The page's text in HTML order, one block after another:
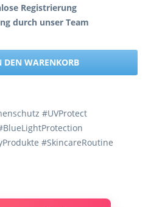
Registrierung
durch unser Team
WARENKORB
#UVProtect
#SkincareRoutine